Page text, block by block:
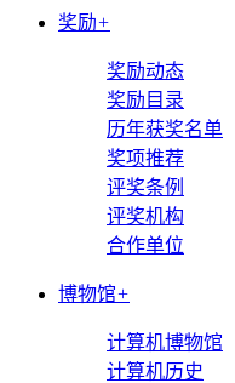
奖励+
奖励动态
奖励目录
历年获奖名单
奖项推荐
评奖条例
评奖机构
合作单位
博物馆+
计算机博物馆
计算机历史